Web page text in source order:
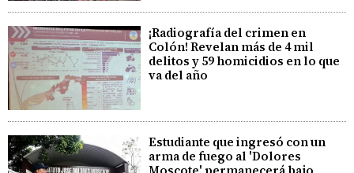
¡Radiografía del crimen en
Colón! Revelan más de 4 mil
delitos y 59 homicidios en lo que
va del año
Estudiante que ingresó con un
arma de fuego al 'Dolores